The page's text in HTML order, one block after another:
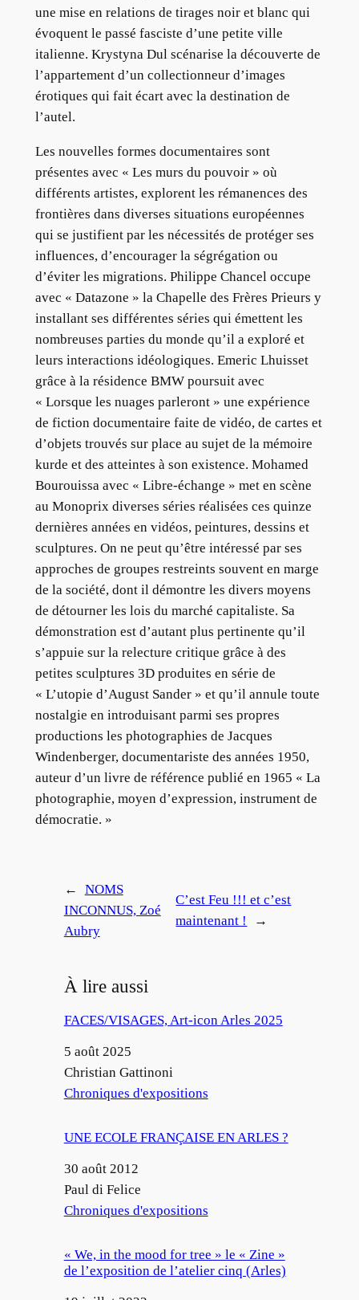
une mise en relations de tirages noir et blanc qui
évoquent le passé fasciste d’une petite ville
italienne. Krystyna Dul scénarise la découverte de
l’appartement d’un collectionneur d’images
érotiques qui fait écart avec la destination de
l’autel.
Les nouvelles formes documentaires sont
présentes avec « Les murs du pouvoir » où
différents artistes, explorent les rémanences des
frontières dans diverses situations européennes
qui se justifient par les nécessités de protéger ses
influences, d’encourager la ségrégation ou
d’éviter les migrations. Philippe Chancel occupe
avec « Datazone » la Chapelle des Frères Prieurs y
installant ses différentes séries qui émettent les
nombreuses parties du monde qu’il a exploré et
leurs interactions idéologiques. Emeric Lhuisset
grâce à la résidence BMW poursuit avec
« Lorsque les nuages parleront » une expérience
de fiction documentaire faite de vidéo, de cartes et
d’objets trouvés sur place au sujet de la mémoire
kurde et des atteintes à son existence. Mohamed
Bourouissa avec « Libre-échange » met en scène
au Monoprix diverses séries réalisées ces quinze
dernières années en vidéos, peintures, dessins et
sculptures. On ne peut qu’être intéressé par ses
approches de groupes restreints souvent en marge
de la société, dont il démontre les divers moyens
de détourner les lois du marché capitaliste. Sa
démonstration est d’autant plus pertinente qu’il
s’appuie sur la relecture critique grâce à des
petites sculptures 3D produites en série de
« L’utopie d’August Sander » et qu’il annule toute
nostalgie en introduisant parmi ses propres
productions les photographies de Jacques
Windenberger, documentariste des années 1950,
auteur d’un livre de référence publié en 1965 « La
photographie, moyen d’expression, instrument de
démocratie. »
←
NOMS
INCONNUS, Zoé
Aubry
C’est Feu !!! et c’est
maintenant !
→
À lire aussi
FACES/VISAGES, Art-icon Arles 2025
Date
5 août 2025
Auteur
Christian Gattinoni
Par rapport à
Chroniques d'expositions
UNE ECOLE FRANÇAISE EN ARLES ?
Date
30 août 2012
Auteur
Paul di Felice
Par rapport à
Chroniques d'expositions
« We, in the mood for tree » le « Zine »
de l’exposition de l’atelier cinq (Arles)